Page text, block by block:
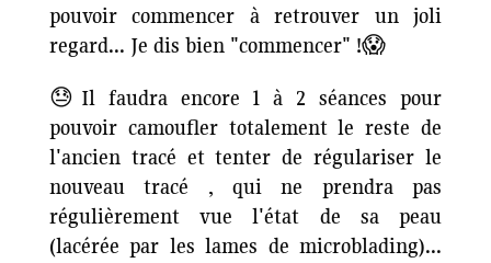
pouvoir commencer à retrouver un joli
regard... Je dis bien "commencer" !😱
😓Il faudra encore 1 à 2 séances pour
pouvoir camoufler totalement le reste de
l'ancien tracé et tenter de régulariser le
nouveau tracé , qui ne prendra pas
régulièrement vue l'état de sa peau
(lacérée par les lames de microblading)...